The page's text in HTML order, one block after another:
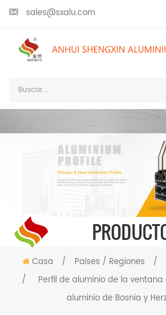
sales@sxalu.com
Casa / Países / Regiones /
/
Perfil de aluminio de la
aluminio de Bosnia y